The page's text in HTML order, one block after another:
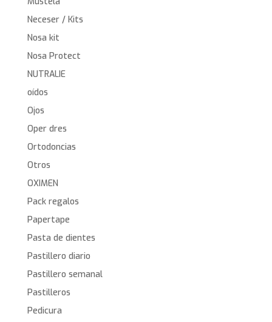
Neceser / Kits
Nosa kit
Nosa Protect
NUTRALIE
oídos
Ojos
Oper dres
Ortodoncias
Otros
OXIMEN
Pack regalos
Papertape
Pasta de dientes
Pastillero diario
Pastillero semanal
Pastilleros
Pedicura